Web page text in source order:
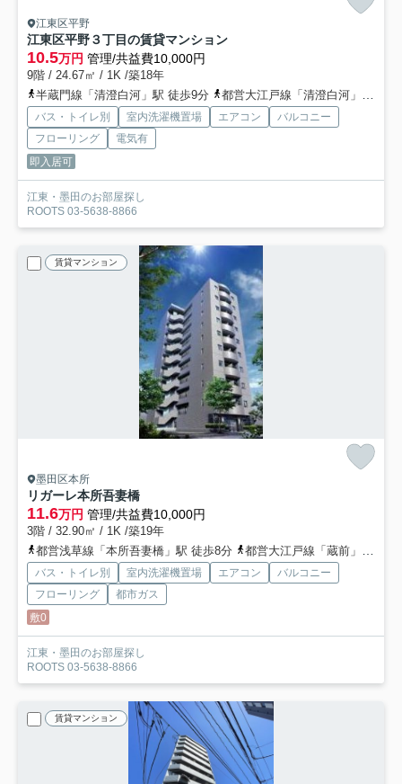
江東区平野
江東区平野３丁目の賃貸マンション
10.5万円 管理/共益費10,000円
9階 / 24.67㎡ / 1K /築18年
半蔵門線「清澄白河」駅 徒歩9分
都営大江戸線「清澄白河」駅 徒歩11分
バス・トイレ別 室内洗濯機置場 エアコン
バルコニー
フローリング
電気有
即入居可
江東・墨田のお部屋探し
ROOTS 03-5638-8866
賃貸マンション
墨田区本所
リガーレ本所吾妻橋
11.6万円 管理/共益費10,000円
3階 / 32.90㎡ / 1K /築19年
都営浅草線「本所吾妻橋」駅 徒歩8分
都営大江戸線「蔵前」駅 徒歩9分
バス・トイレ別 室内洗濯機置場 エアコン
バルコニー
フローリング
都市ガス
敷0
江東・墨田のお部屋探し
ROOTS 03-5638-8866
賃貸マンション